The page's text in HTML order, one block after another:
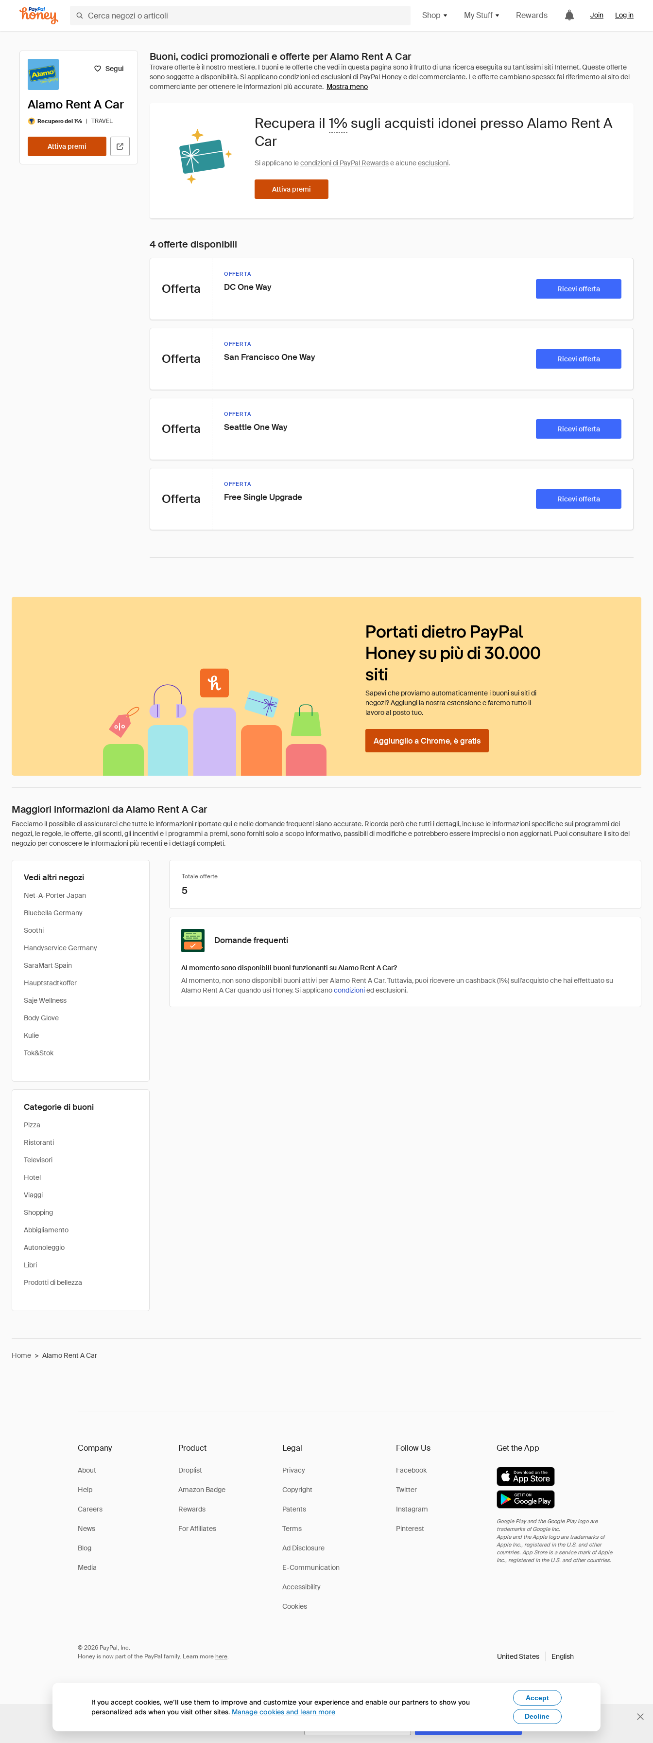
Shop My Stuff Rewards Join Log in
Segui
Alamo Rent A Car
Recupero del 1% | TRAVEL
Attiva premi
Buoni, codici promozionali e offerte per Alamo Rent A Car
Mostra meno
Recupera il 1% sugli acquisti idonei presso Alamo Rent A
Car
Si applicano lecondizioni di PayPal Rewardse alcuneesclusioni.
Attiva premi
4 offerte disponibili
Offerta
OFFERTA
DC One Way Ricevi offerta
Offerta
OFFERTA
San Francisco One Way Ricevi offerta
Offerta
OFFERTA
Seattle One Way Ricevi offerta
Offerta
OFFERTA
Free Single Upgrade Ricevi offerta
Portati dietro PayPal
Honey su più di 30.000
siti
Sapevi che proviamo automaticamente i buoni sui siti di
negozi? Aggiungi la nostra estensione e faremo tutto il
lavoro al posto tuo.
Aggiungilo a Chrome, è gratis
Maggiori informazioni da Alamo Rent A Car
Facciamo il possibile di assicurarci che tutte le informazioni riportate qui e nelle domande frequenti siano accurate. Ricorda però che tutti i dettagli, incluse le informazioni specifiche sui programmi dei
negozi, le regole, le offerte, gli sconti, gli incentivi e i programmi a premi, sono forniti solo a scopo informativo, passibili di modifiche e potrebbero essere imprecisi o non aggiornati. Puoi consultare il sito del
negozio per conoscere le informazioni più recenti e i dettagli completi.
Vedi altri negozi
Net-A-Porter Japan
Bluebella Germany
Soothi
Handyservice Germany
SaraMart Spain
Hauptstadtkoffer
Saje Wellness
Body Glove
Kulie
Tok&Stok
Categorie di buoni
Pizza
Ristoranti
Televisori
Hotel
Viaggi
Shopping
Abbigliamento
Autonoleggio
Libri
Prodotti di bellezza
Totale offerte
5
Domande frequenti
Al momento sono disponibili buoni funzionanti su Alamo Rent A Car?
Al momento, non sono disponibili buoni attivi per Alamo Rent A Car. Tuttavia, puoi ricevere un cashback (1%) sull'acquisto che hai effettuato su
Alamo Rent A Car quando usi Honey. Si applicanocondizionied esclusioni.
Home > Alamo Rent A Car
Company
About
Help
Careers
News
Blog
Media
Product
Droplist
Amazon Badge
Rewards
For Affiliates
Legal
Privacy
Copyright
Patents
Terms
Ad Disclosure
E-Communication
Accessibility
Cookies
Follow Us
Facebook
Twitter
Instagram
Pinterest
Get the App
Google Play and the Google Play logo are
trademarks of Google Inc.
Apple and the Apple logo are trademarks of
Apple Inc., registered in the U.S. and other
countries. App Store is a service mark of Apple
Inc., registered in the U.S. and other countries.
© 2026 PayPal, Inc.
Honey is now part of the PayPal family. Learn more here. United States English
If you accept cookies, we’ll use them to improve and customize your experience and enable our partners to show you
personalized ads when you visit other sites. Manage cookies and learn more
Accept
Decline